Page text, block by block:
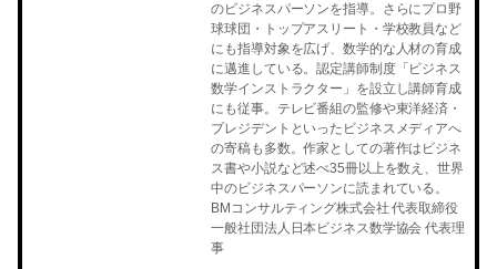
のビジネスパーソンを指導。さらにプロ野
球球団・トップアスリート・学校教員など
にも指導対象を広げ、数学的な人材の育成
に邁進している。認定講師制度「ビジネス
数学インストラクター」を設立し講師育成
にも従事。テレビ番組の監修や東洋経済・
プレジデントといったビジネスメディアへ
の寄稿も多数。作家としての著作はビジネ
ス書や小説など述べ35冊以上を数え、世界
中のビジネスパーソンに読まれている。
BMコンサルティング株式会社 代表取締役
一般社団法人日本ビジネス数学協会 代表理
事